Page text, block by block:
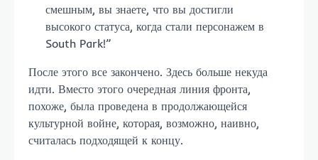
смешным, вы знаете, что вы достигли
высокого статуса, когда стали персонажем в
South Park!”
После этого все закончено. Здесь больше некуда
идти. Вместо этого очередная линия фронта,
похоже, была проведена в продолжающейся
культурной войне, которая, возможно, наивно,
считалась подходящей к концу.